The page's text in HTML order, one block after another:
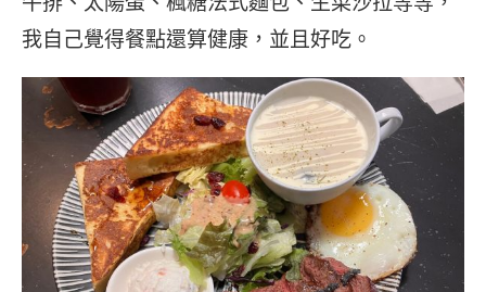
我自己覺得餐點還算健康，並且好吃。